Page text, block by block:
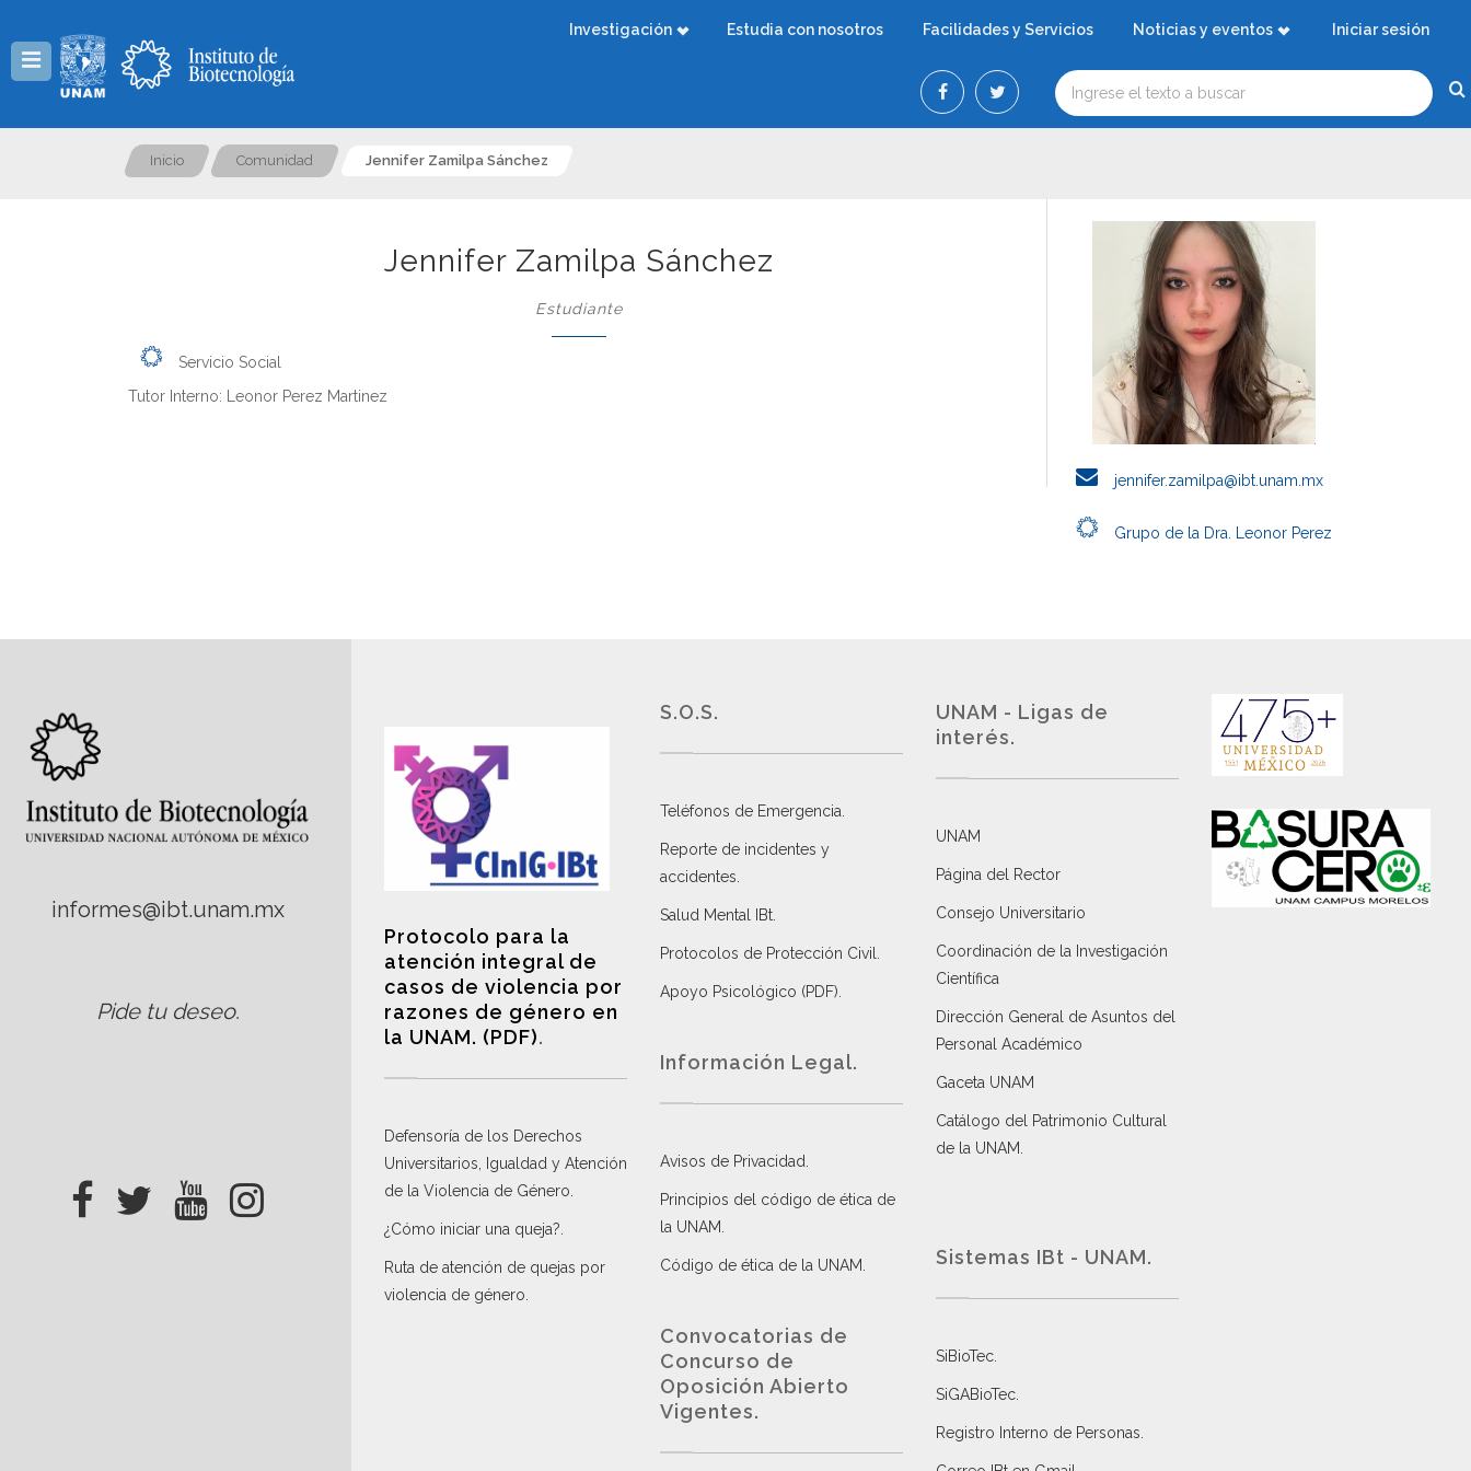
Investigación Estudia con nosotros Facilidades y Servicios Noticias y eventos Iniciar sesión
Inicio Comunidad Jennifer Zamilpa Sánchez
Jennifer Zamilpa Sánchez
Estudiante
Servicio Social
Tutor Interno: Leonor Perez Martinez
jennifer.zamilpa@ibt.unam.mx
Grupo de la Dra. Leonor Perez
informes@ibt.unam.mx
Pide tu deseo.
Protocolo para la
atención integral de
casos de violencia por
razones de género en
la UNAM. (PDF).
Defensoría de los Derechos
Universitarios, Igualdad y Atención
de la Violencia de Género
¿Cómo iniciar una queja?
Ruta de atención de quejas por
violencia de género
S.O.S.
Teléfonos de Emergencia.
Reporte de incidentes y
accidentes
Salud Mental IBt
Protocolos de Protección Civil
Apoyo Psicológico (PDF)
Información Legal.
Avisos de Privacidad
Principios del código de ética de
la UNAM
Código de ética de la UNAM
Convocatorias de
Concurso de
Oposición Abierto
Vigentes.
UNAM - Ligas de
interés.
UNAM
Página del Rector
Consejo Universitario
Coordinación de la Investigación
Científica
Dirección General de Asuntos del
Personal Académico
Gaceta UNAM
Catálogo del Patrimonio Cultural
de la UNAM.
Sistemas IBt - UNAM.
SiBioTec
SiGABioTec.
Registro Interno de Personas